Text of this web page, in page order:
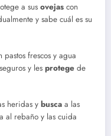
a sus ovejas con
y sabe cuál es su
pastos frescos y agua
y les protege de
heridas y busca a las
al rebaño y las cuida